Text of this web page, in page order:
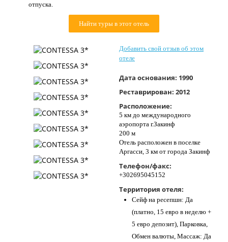
отпуска.
Найти туры в этот отель
Добавить свой отзыв об этом
отеле
Дата основания: 1990
Реставрирован: 2012
Расположение:
5 км до международного
аэропорта г.Закинф
200 м
Отель расположен в поселке
Аргасси, 3 км от города Закинф
Телефон/факс:
+302695045152
Территория отеля:
Сейф на ресепшн: Да
(платно, 15 евро в неделю +
5 евро депозит), Парковка,
Обмен валюты, Массаж: Да